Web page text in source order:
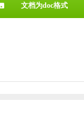
文档为doc格式